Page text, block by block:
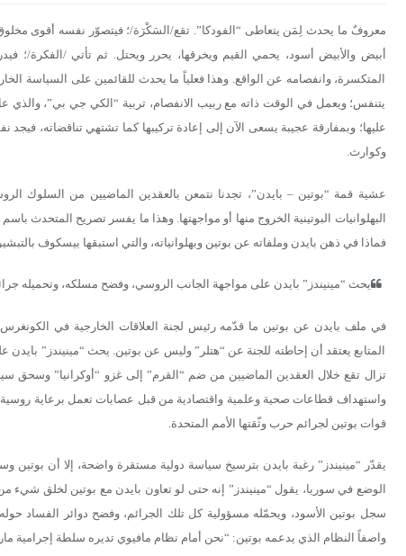
معروفٌ ما يحدث لِمَن يتعاطى “الفودكا”. تقع/السَكْرَة/؛ فيتصوّر نفسه أقوى
أبيض والأبيض أسود، يحمي القيم ويخرقها، يحرر ويحتل. ثم تأتي /الفكرة/؛
المتكسرة، وانفصامه عن الواقع. وهذا فعلياً ما يحدث للقائمين على السياسة
يتنفس؛ ويعمل في الوقت ذاته مع ربيب الانفصام، تربية “الكي جي بي”،
عليها؛ وبمفارقة عجيبة يسعى الآن إلى إعادة تركيبها كما تشتهي تناقضاته،
وكوارث.
عشية قمة “بوتين – بايدن”، تجدنا نتمعن بالعقدين الماضيين من السلوك
البهلوانيات البوتينية الخروج منها أو مواجهتها. وهذا ما يفسر تصريح المتحدث
فماذا في ذهن بايدن وملفاته عن بوتين وبهلوانياته، والتي استبقها بيسكوف
يحث “مينيندز” بايدن على مواجهة الجانب الروسي، وفضح مسلكه، وتحميله
في ملف بايدن عن بوتين ما قدّمه رئيس لجنة العلاقات الخارجية في الكونغرس
المتابع يعتقد أن إحاطته للجنة عن “هتلر” وليس عن بوتين. يحث “مينيندز”
تزال تقع خلال العقدين الماضيين من ضم “القرم” إلى غزو “أوكرانيا” وسحق
واستهداف قطاعات صحية وعلمية واقتصادية من قبل عصابات تعمل برعاية روسية
قوات بوتين لجرائم حرب وثّقتها الأمم المتحدة.
يقدّر “مينيندز” رغبة بايدن بترسيخ سياسة دولية مستقرة واضحة، إلا أن بوتين
الوضع في سوريا، يقول “مينيندز” إنه حتى لو تعاون بايدن مع بوتين لخلق شيء
سجل بوتين الأسود، ويحمّله مسؤولية كل تلك الجرائم، وفضح دوائر الفساد
واصفاً النظام الذي يدعمه بوتين: “نحن أمام نظام مافيوي تديره سلطة إجرامية